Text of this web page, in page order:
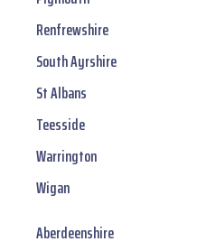
Renfrewshire
South Ayrshire
St Albans
Teesside
Warrington
Wigan
Aberdeenshire